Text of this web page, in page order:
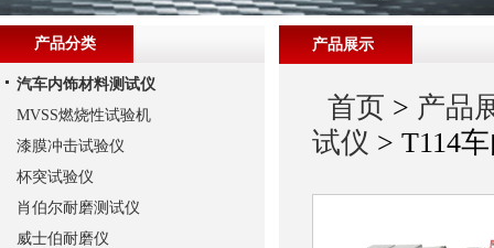
产品展示
首页 > 产品
试仪 > T114
产品分类
汽车内饰材料测试仪
MVSS燃烧性试验机
漆膜冲击试验仪
杯突试验仪
肖伯尔耐磨测试仪
威士伯耐磨仪